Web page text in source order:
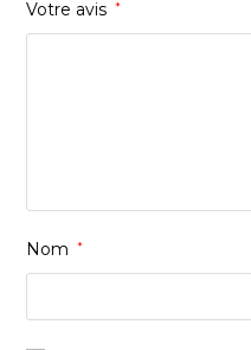
Votre avis *
Nom *